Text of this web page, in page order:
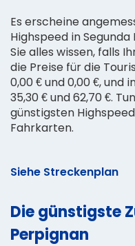
Es erscheine
Highspeed in
Sie alles wissen, falls
die Preise für die
0,00 € und 0,00 €, und
35,30 € und 62,70 €.
günstigsten
Fahrkarten.
Siehe Streckenplan
Die günstigste
Perpignan